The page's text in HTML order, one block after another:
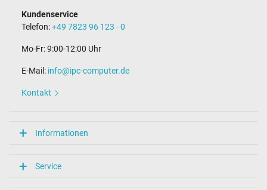
Kundenservice
Telefon:+49 7823 96 123 - 0
Mo-Fr: 9:00-12:00 Uhr
E-Mail: info@ipc-computer.de
Kontakt
Informationen
Service